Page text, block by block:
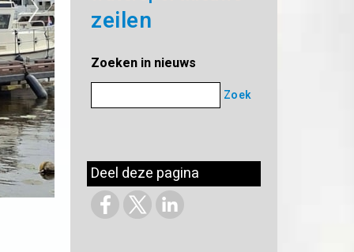
zeilen
Zoeken in nieuws
Zoek
Deel deze pagina